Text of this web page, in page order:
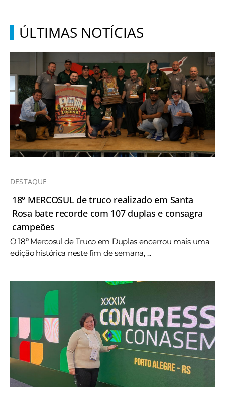
ÚLTIMAS NOTÍCIAS
DESTAQUE
18º MERCOSUL de truco realizado em Santa
Rosa bate recorde com 107 duplas e consagra
campeões
O 18º Mercosul de Truco em Duplas encerrou mais uma
edição histórica neste fim de semana, ...